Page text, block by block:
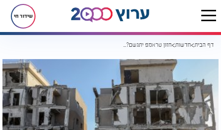
שידור חי
דף הבית חדשות חזון טראמפ יתגשם? מונה יו"ר למנהלת הגירת תושבי עזה